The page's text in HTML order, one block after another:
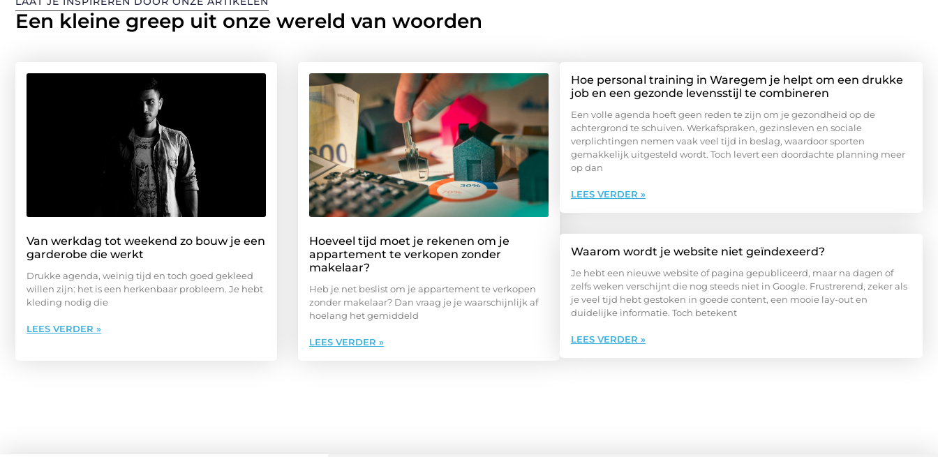
Een kleine greep uit onze wereld van woorden
Van werkdag tot weekend zo bouw je een
garderobe die werkt
Drukke agenda, weinig tijd en toch goed gekleed
willen zijn: het is een herkenbaar probleem. Je hebt
kleding nodig die
LEES VERDER »
Hoeveel tijd moet je rekenen om je
appartement te verkopen zonder
makelaar?
Heb je net beslist om je appartement te verkopen
zonder makelaar? Dan vraag je je waarschijnlijk af
hoelang het gemiddeld
LEES VERDER »
Hoe personal training in Waregem je helpt om een drukke
job en een gezonde levensstijl te combineren
Een volle agenda hoeft geen reden te zijn om je gezondheid op de
achtergrond te schuiven. Werkafspraken, gezinsleven en sociale
verplichtingen nemen vaak veel tijd in beslag, waardoor sporten
gemakkelijk uitgesteld wordt. Toch levert een doordachte planning meer
op dan
LEES VERDER »
Waarom wordt je website niet geïndexeerd?
Je hebt een nieuwe website of pagina gepubliceerd, maar na dagen of
zelfs weken verschijnt die nog steeds niet in Google. Frustrerend, zeker als
je veel tijd hebt gestoken in goede content, een mooie lay-out en
duidelijke informatie. Toch betekent
LEES VERDER »